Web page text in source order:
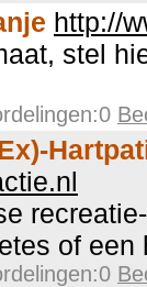
http://
stel
of een